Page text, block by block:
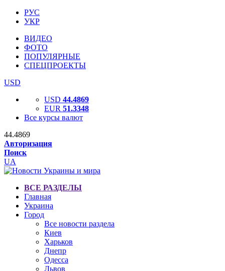
РУС
УКР
ВИДЕО
ФОТО
ПОПУЛЯРНЫЕ
СПЕЦПРОЕКТЫ
USD
USD 44.4869
EUR 51.3348
Все курсы валют
44.4869
Авторизация
Поиск
UA
ВСЕ РАЗДЕЛЫ
Главная
Украина
Город
Все новости раздела
Киев
Харьков
Днепр
Одесса
Львов